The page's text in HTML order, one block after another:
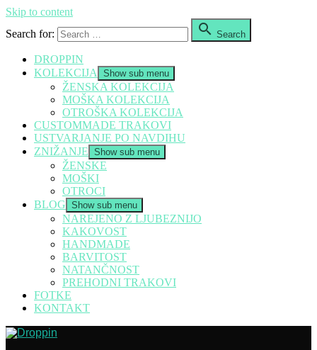
Skip to content
Search for:
 Search
DROPPIN
KOLEKCIJA
Show sub menu
ŽENSKA KOLEKCIJA
MOŠKA KOLEKCIJA
OTROŠKA KOLEKCIJA
CUSTOMMADE TRAKOVI
USTVARJANJE PO NAVDIHU
ZNIŽANJE Show sub menu
ŽENSKE
MOŠKI
OTROCI
BLOG Show sub menu
NAREJENO Z LJUBEZNIJO
KAKOVOST
HANDMADE
BARVITOST
NATANČNOST
PREHODNI TRAKOVI
FOTKE
KONTAKT